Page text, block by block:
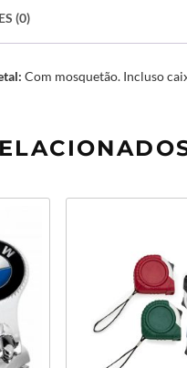
(0)
Com mosquetão. Incluso